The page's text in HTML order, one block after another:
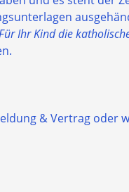
Ihr Kind die
& Vertrag oder